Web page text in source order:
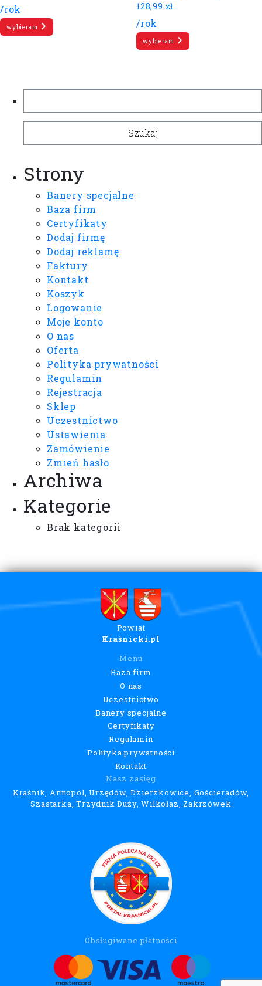
/rok
wybieram
128,99 zł
/rok
wybieram
Strony
Banery specjalne
Baza firm
Certyfikaty
Dodaj firmę
Dodaj reklamę
Faktury
Kontakt
Koszyk
Logowanie
Moje konto
O nas
Oferta
Polityka prywatności
Regulamin
Rejestracja
Sklep
Uczestnictwo
Ustawienia
Zamówienie
Zmień hasło
Archiwa
Kategorie
Brak kategorii
Powiat
Kraśnicki.pl
Menu
Baza firm
O nas
Uczestnictwo
Banery specjalne
Certyfikaty
Regulamin
Polityka prywatności
Kontakt
Nasz zasięg
Kraśnik, Annopol, Urzędów, Dzierzkowice, Gościeradów,
Szastarka, Trzydnik Duży, Wilkołaz, Zakrzówek
Obsługiwane płatności